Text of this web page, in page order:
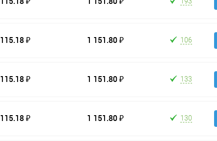
115.18 ₽ 1 151.80 ₽ 106
115.18 ₽ 1 151.80 ₽ 133
115.18 ₽ 1 151.80 ₽ 130